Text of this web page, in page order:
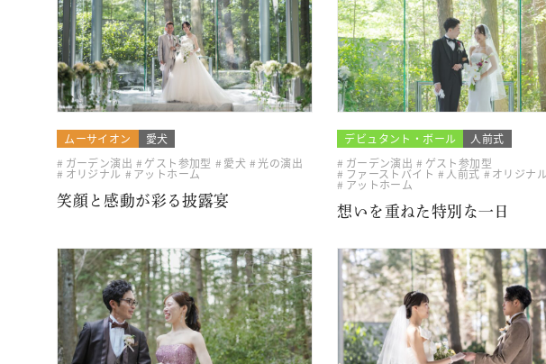
ムーサイオン
愛犬
ガーデン演出
ゲスト参加型 愛犬 光の演出
オリジナル
アットホーム
笑顔と感動が彩る披露宴
デビュタント・ボール
人前式
ガーデン演出
ゲスト参加型
ファーストバイト 人前式 オリジナル
アットホーム
想いを重ねた特別な一日